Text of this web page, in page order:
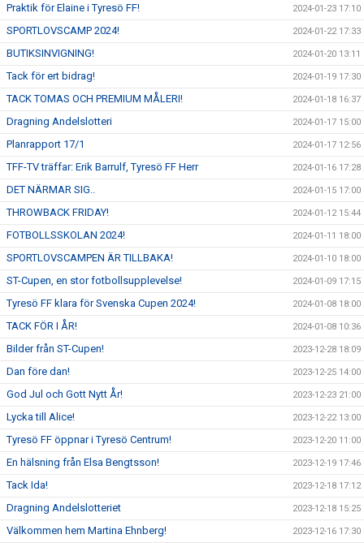
Praktik för Elaine i Tyresö FF! 2024-01-23 17:10
SPORTLOVSCAMP 2024! 2024-01-22 17:33
BUTIKSINVIGNING! 2024-01-20 13:11
Tack för ert bidrag! 2024-01-19 17:30
TACK TOMAS OCH PREMIUM MÅLERI! 2024-01-18 16:37
Dragning Andelslotteri 2024-01-17 15:00
Planrapport 17/1 2024-01-17 12:56
TFF-TV träffar: Erik Barrulf, Tyresö FF Herr 2024-01-16 17:28
DET NÄRMAR SIG.. 2024-01-15 17:00
THROWBACK FRIDAY! 2024-01-12 15:44
FOTBOLLSSKOLAN 2024! 2024-01-11 18:00
SPORTLOVSCAMPEN ÄR TILLBAKA! 2024-01-10 18:00
ST-Cupen, en stor fotbollsupplevelse! 2024-01-09 17:15
Tyresö FF klara för Svenska Cupen 2024! 2024-01-08 18:00
TACK FÖR I ÅR! 2024-01-08 10:36
Bilder från ST-Cupen! 2023-12-28 18:09
Dan före dan! 2023-12-25 14:00
God Jul och Gott Nytt År! 2023-12-23 21:00
Lycka till Alice! 2023-12-22 13:00
Tyresö FF öppnar i Tyresö Centrum! 2023-12-20 11:00
En hälsning från Elsa Bengtsson! 2023-12-19 17:46
Tack Ida! 2023-12-18 17:12
Dragning Andelslotteriet 2023-12-18 15:25
Välkommen hem Martina Ehnberg! 2023-12-16 17:30